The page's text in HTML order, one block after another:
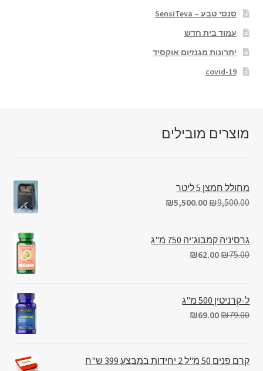
סנסי טבע – SensiTeva
עמוד בית חדש
יתרונות מגנזיום אוקסיד
covid-19
מוצרים מובילים
מחולל חמצן 5 ליטר
₪9,500.00
₪5,500.00
גרסיניה קמבוג'יה 750 מ"ג
₪75.00
₪62.00
ל-קרניטין 500 מ"ג
₪79.00
₪69.00
קרם פנים 50 מ"ל 2 יחידות במבצע 399 ש"ח